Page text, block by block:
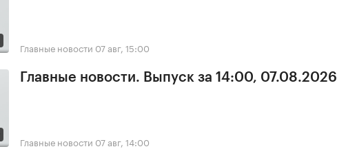
Главные новости 07 авг, 15:00
Главные новости. Выпуск за 14:00, 07.08.2026
Главные новости 07 авг, 14:00